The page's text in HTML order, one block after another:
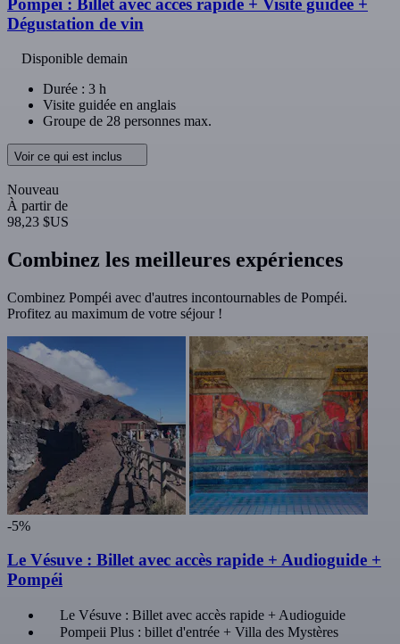
Pompéi : Billet avec accès rapide + Visite guidée +
Dégustation de vin
Disponible demain
Durée : 3 h
Visite guidée en anglais
Groupe de 28 personnes max.
Voir ce qui est inclus
Nouveau
À partir de
98,23 $US
Combinez les meilleures expériences
Combinez Pompéi avec d'autres incontournables de Pompéi.
Profitez au maximum de votre séjour !
-5%
Le Vésuve : Billet avec accès rapide + Audioguide +
Pompéi
Le Vésuve : Billet avec accès rapide + Audioguide
Pompeii Plus : billet d'entrée + Villa des Mystères